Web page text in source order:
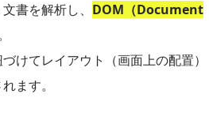
書を解析し、 DOM（Document
けてレイアウト（画面上の配置）
ます。